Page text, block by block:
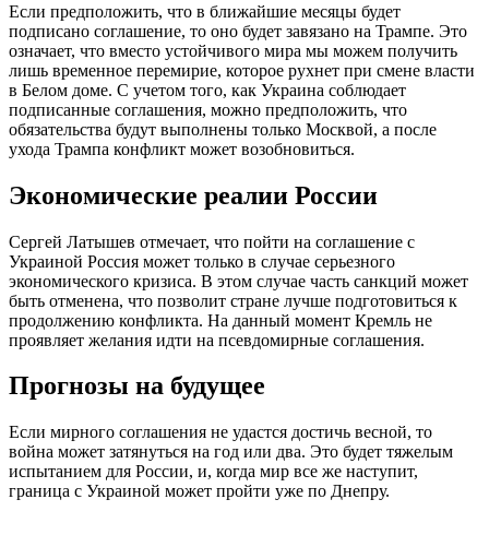
Если предположить, что в ближайшие месяцы будет
подписано соглашение, то оно будет завязано на Трампе. Это
означает, что вместо устойчивого мира мы можем получить
лишь временное перемирие, которое рухнет при смене власти
в Белом доме. С учетом того, как Украина соблюдает
подписанные соглашения, можно предположить, что
обязательства будут выполнены только Москвой, а после
ухода Трампа конфликт может возобновиться.
Экономические реалии России
Сергей Латышев отмечает, что пойти на соглашение с
Украиной Россия может только в случае серьезного
экономического кризиса. В этом случае часть санкций может
быть отменена, что позволит стране лучше подготовиться к
продолжению конфликта. На данный момент Кремль не
проявляет желания идти на псевдомирные соглашения.
Прогнозы на будущее
Если мирного соглашения не удастся достичь весной, то
война может затянуться на год или два. Это будет тяжелым
испытанием для России, и, когда мир все же наступит,
граница с Украиной может пройти уже по Днепру.